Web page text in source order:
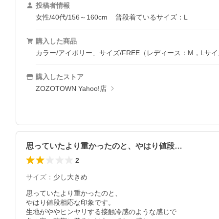
投稿者情報
女性/40代/156～160cm
普段着ているサイズ：L
購入した商品
カラー/アイボリー、サイズ/FREE（レディース：M，Lサイ
購入したストア
ZOZOTOWN Yahoo!店
思っていたより重かったのと、やはり値段…
2
サイズ ： 少し大きめ
思っていたより重かったのと、
やはり値段相応な印象です。
生地がややヒンヤリする接触冷感のような感じで